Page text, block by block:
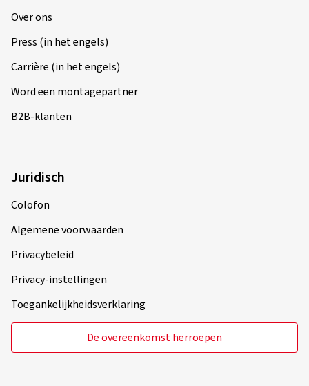
Over ons
Press (in het engels)
Carrière (in het engels)
Word een montagepartner
B2B-klanten
Juridisch
Colofon
Algemene voorwaarden
Privacybeleid
Privacy-instellingen
Toegankelijkheidsverklaring
De overeenkomst herroepen